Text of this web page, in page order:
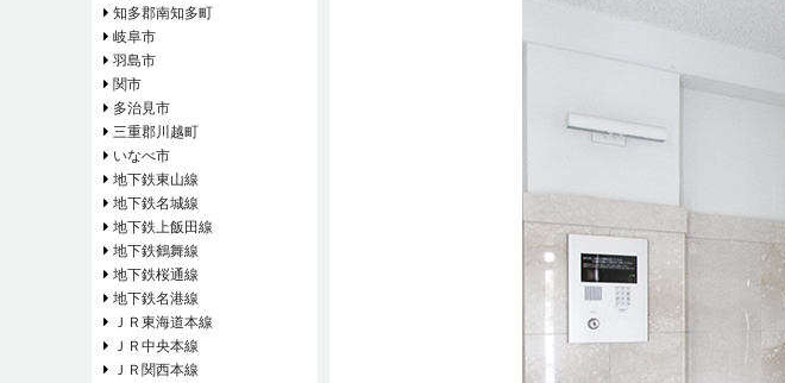
知多郡南知多町
岐阜市
羽島市
関市
多治見市
三重郡川越町
いなべ市
地下鉄東山線
地下鉄名城線
地下鉄上飯田線
地下鉄鶴舞線
地下鉄桜通線
地下鉄名港線
ＪＲ東海道本線
ＪＲ中央本線
ＪＲ関西本線